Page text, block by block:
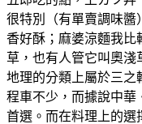
很特別（有單賣調味醬
香好酥；麻婆涼麵我比
草，也有人管它叫奧淺
地理的分類上屬於三之
程車不少，而據說中華
首選。而在料理上的選